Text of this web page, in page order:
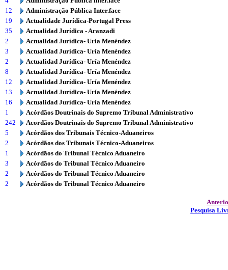
12
Administração Pública Inter.face
19
Actualidade Jurídica-Portugal Press
35
Actualidad Jurídica - Aranzadi
2
Actualidad Jurídica- Uría Menéndez
3
Actualidad Jurídica- Uría Menéndez
2
Actualidad Jurídica- Uría Menéndez
8
Actualidad Jurídica- Uría Menéndez
12
Actualidad Jurídica- Uría Menéndez
13
Actualidad Jurídica- Uría Menéndez
16
Actualidad Jurídica- Uría Menéndez
1
Acórdãos Doutrinais do Supremo Tribunal Administrativo
242
Acordãos Doutrinais do Supremo Tribunal Administrativo
5
Acórdãos dos Tribunais Técnico-Aduaneiros
2
Acórdãos dos Tribunais Técnico-Aduaneiros
1
Acórdãos do Tribunal Técnico Aduaneiro
3
Acórdãos do Tribunal Técnico Aduaneiro
2
Acórdãos do Tribunal Técnico Aduaneiro
2
Acórdãos do Tribunal Técnico Aduaneiro
Pesquisa